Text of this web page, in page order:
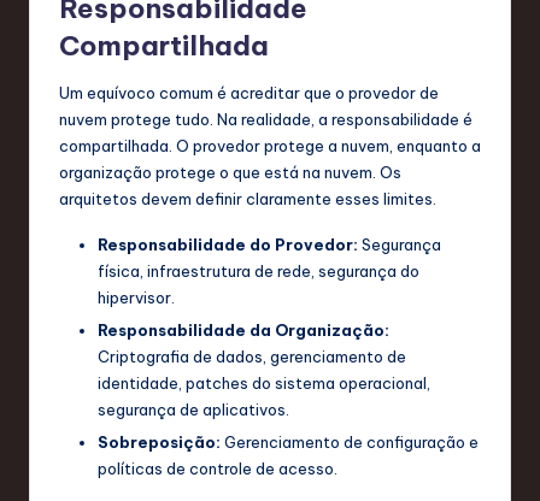
Responsabilidade
Compartilhada
Um equívoco comum é acreditar que o provedor de
nuvem protege tudo. Na realidade, a responsabilidade é
compartilhada. O provedor protege a nuvem, enquanto a
organização protege o que está na nuvem. Os
arquitetos devem definir claramente esses limites.
Responsabilidade do Provedor: Segurança
física, infraestrutura de rede, segurança do
hipervisor.
Responsabilidade da Organização:
Criptografia de dados, gerenciamento de
identidade, patches do sistema operacional,
segurança de aplicativos.
Sobreposição: Gerenciamento de configuração e
políticas de controle de acesso.